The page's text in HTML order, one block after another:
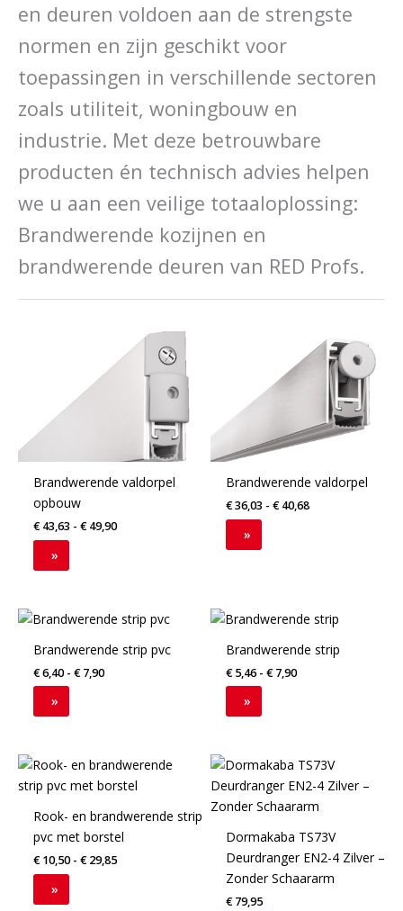
en deuren voldoen aan de strengste
normen en zijn geschikt voor
toepassingen in verschillende sectoren
zoals utiliteit, woningbouw en
industrie. Met deze betrouwbare
producten én technisch advies helpen
we u aan een veilige totaaloplossing:
Brandwerende kozijnen en
brandwerende deuren van RED Profs.
Brandwerende valdorpel
opbouw
€43,63- €49,90
»
product
heeft
meerdere
optie
kan
gekozen
worden
Brandwerende valdorpel
€36,03- €40,68
»
product
heeft
variaties.
Deze
kan
gekozen
Brandwerende strip pvc
€6,40- €7,90
»
Dit
heeft
meerdere
kan
gekozen
op
de
productpagina
Brandwerende strip
€5,46- €7,90
»
Dit
heeft
meerdere
kan
gekozen
worden
de
productpagina
Rook- en brandwerende strip
pvc met borstel
€10,50- €29,85
»
Dit
product
meerdere
variaties.
Deze
Dormakaba TS73V
Deurdranger EN2-4 Zilver –
Zonder Schaararm
€79,95